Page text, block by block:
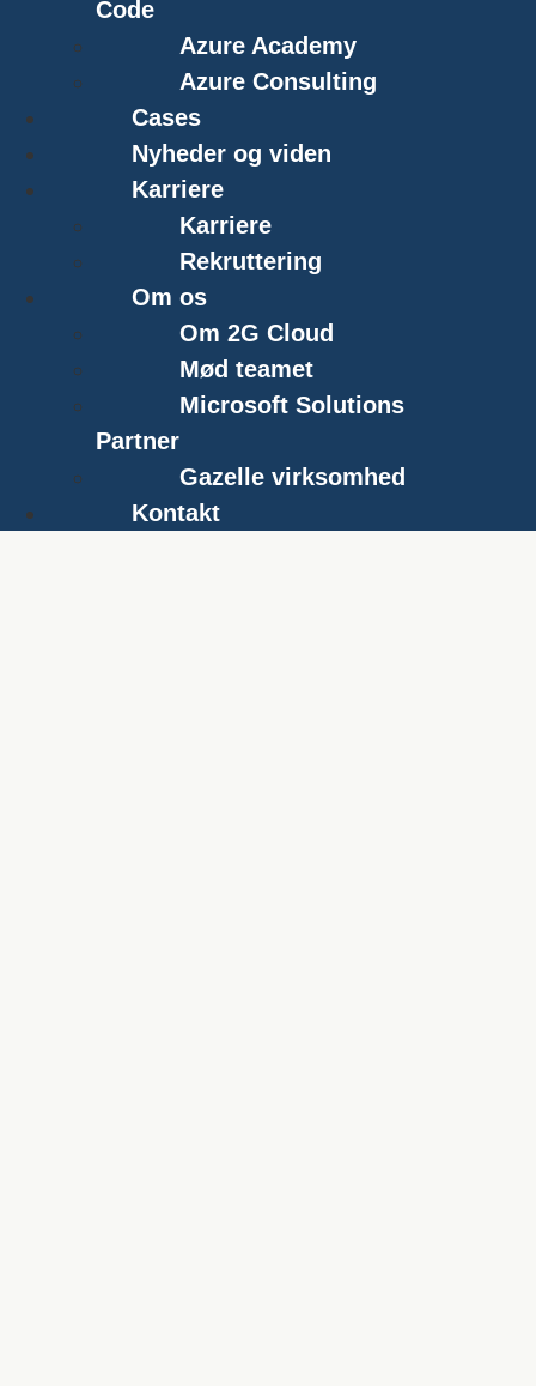
Code
Azure Academy
Azure Consulting
Cases
Nyheder og viden
Karriere
Karriere
Rekruttering
Om os
Om 2G Cloud
Mød teamet
Microsoft Solutions
Partner
Gazelle virksomhed
Kontakt